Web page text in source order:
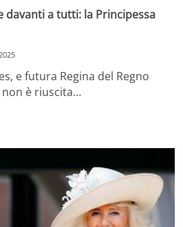
davanti a tutti: la Principessa
e futura Regina del Regno
è riuscita…